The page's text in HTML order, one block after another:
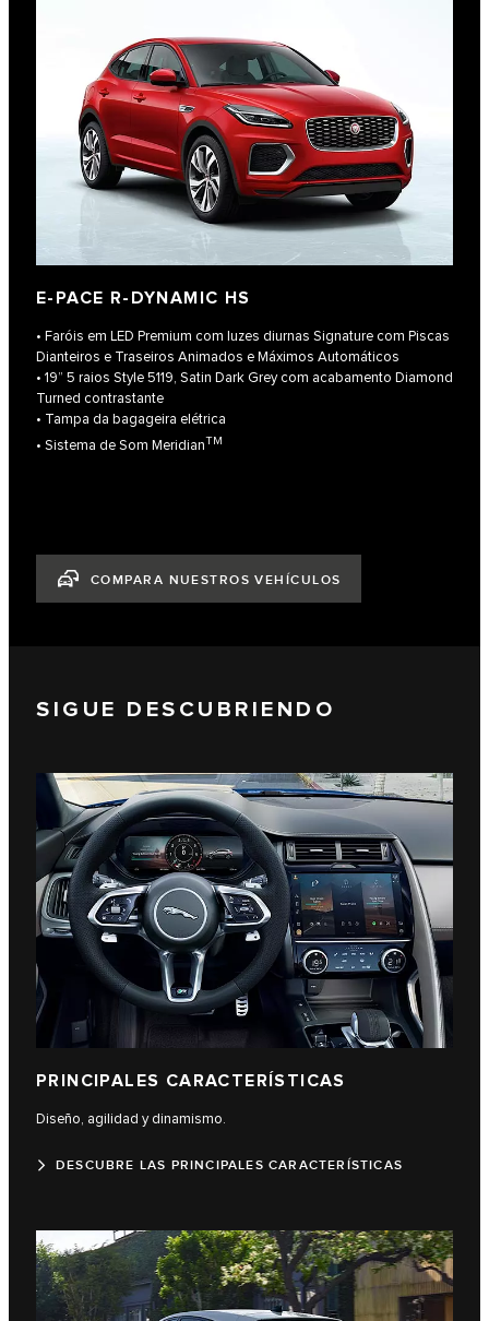
E-PACE R-DYNAMIC HS
• Faróis em LED Premium com luzes diurnas Signature com Piscas
Dianteiros e Traseiros Animados e Máximos Automáticos
• 19” 5 raios Style 5119, Satin Dark Grey com acabamento Diamond
Turned contrastante
• Tampa da bagageira elétrica
• Sistema de Som MeridianTM
COMPARA NUESTROS VEHÍCULOS
SIGUE DESCUBRIENDO
PRINCIPALES CARACTERÍSTICAS
Diseño, agilidad y dinamismo.
DESCUBRE LAS PRINCIPALES CARACTERÍSTICAS